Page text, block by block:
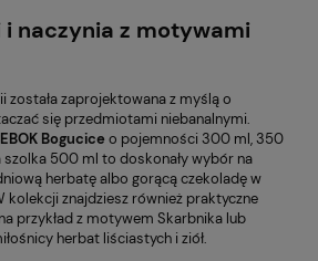
i naczynia z motywami
została zaprojektowana z myślą o
się przedmiotami niebanalnymi.
Boguciceo pojemności 300 ml, 350
500 ml to doskonały wybór na
herbatę albo gorącą czekoladę w
kolekcji znajdziesz również praktyczne
przykład z motywem Skarbnika lub
herbat liściastych i ziół.